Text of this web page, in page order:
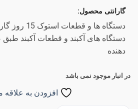
گارانتی محصول:
دستگاه ها و
دستگاه های آکبند و قطعات آکبند
دهنده
در انبار موجود نمی باشد
افزودن به علاقه